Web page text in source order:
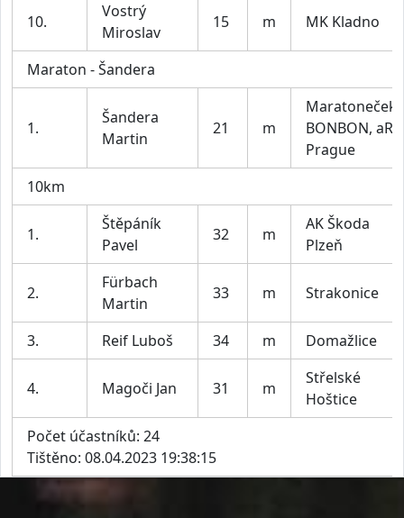
10.
Vostrý
Miroslav
15 m MK Kladno
Maraton - Šandera
1.
Šandera
Martin
21 m
Maratoneček,
BONBON, aR
Prague
10km
1.
Štěpáník
Pavel
32 m
AK Škoda
Plzeň
2.
Fürbach
Martin
33 m Strakonice
3. Reif Luboš 34 m Domažlice
4. Magoči Jan 31 m
Střelské
Hoštice
Počet účastníků: 24
Tištěno: 08.04.2023 19:38:15